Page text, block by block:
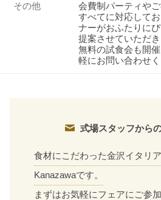
その他
会費制パーティや
すべてに対応して
ナーがおふたりに
提案させていただき
無料の試食会も開
軽にお問い合わせく
式場スタッフから
食材にこだわった金沢イタリ
Kanazawaです。
まずはお気軽にフェアにご参